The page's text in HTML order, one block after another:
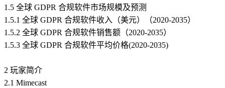
1.5 全球 GDPR 合规软件市场规模及预测
1.5.1 全球 GDPR 合规软件收入（美元）（2020-2035）
1.5.2 全球 GDPR 合规软件销售额（2020-2035）
1.5.3 全球 GDPR 合规软件平均价格(2020-2035)
2 玩家简介
2.1 Mimecast